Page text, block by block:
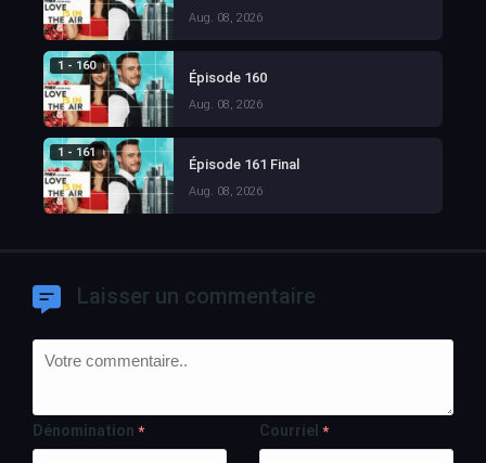
Aug. 08, 2026
1 - 160
Épisode 160
Aug. 08, 2026
1 - 161
Épisode 161 Final
Aug. 08, 2026
Laisser un commentaire
Dénomination * Courriel *